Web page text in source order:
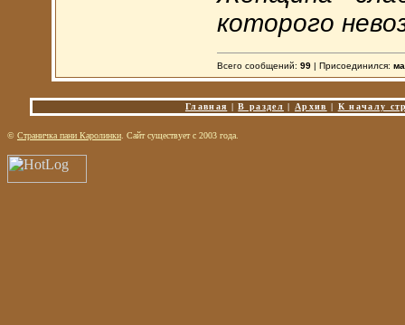
которого
Всего сообщений: 99| Присоединился:
Главная |В раздел | Архив | К началу
© Страничка пани Каролинки . Сайт существует с 2003 года.